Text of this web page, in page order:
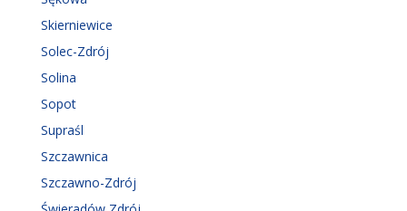
Skierniewice
Solec-Zdrój
Solina
Sopot
Supraśl
Szczawnica
Szczawno-Zdrój